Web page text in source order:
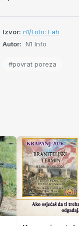
Izvor: n1/Foto: Fah
Autor: N1 Info
#povrat poreza